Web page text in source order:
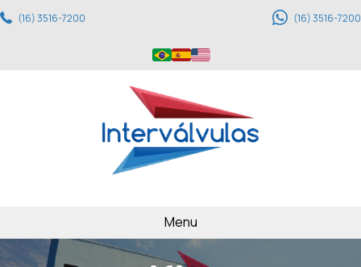
(16) 3516-7200 (16) 3516-7200
Menu